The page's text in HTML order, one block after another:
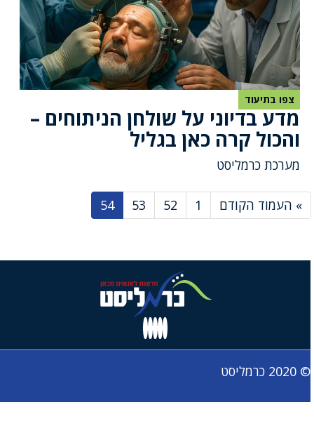
צפו בתיעוד
מדע בדיוני על שולחן הניתוחים –
והכול קרה כאן בגליל
מערכת כרמליסט
» העמוד הקודם 1
52
53
54
© 2020 כרמליסט